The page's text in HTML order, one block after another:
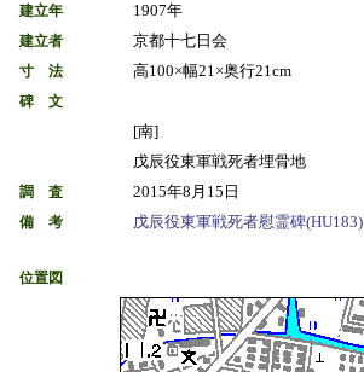
建立年 1907年
建立者 京都十七日会
寸 法 高100×幅21×奥行21cm
碑 文
[南]
戊辰役東軍戦死者埋骨地
調 査 2015年8月15日
備 考 戊辰役東軍戦死者慰霊碑(HU183)
位置図